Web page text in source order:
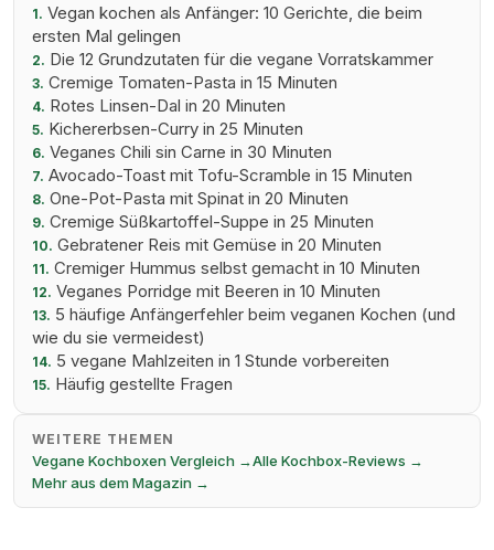
1. Vegan kochen als Anfänger: 10 Gerichte, die beim
ersten Mal gelingen
2. Die 12 Grundzutaten für die vegane Vorratskammer
3. Cremige Tomaten-Pasta in 15 Minuten
4. Rotes Linsen-Dal in 20 Minuten
5. Kichererbsen-Curry in 25 Minuten
6. Veganes Chili sin Carne in 30 Minuten
7. Avocado-Toast mit Tofu-Scramble in 15 Minuten
8. One-Pot-Pasta mit Spinat in 20 Minuten
9. Cremige Süßkartoffel-Suppe in 25 Minuten
10. Gebratener Reis mit Gemüse in 20 Minuten
11. Cremiger Hummus selbst gemacht in 10 Minuten
12. Veganes Porridge mit Beeren in 10 Minuten
13. 5 häufige Anfängerfehler beim veganen Kochen (und
wie du sie vermeidest)
14. 5 vegane Mahlzeiten in 1 Stunde vorbereiten
15. Häufig gestellte Fragen
WEITERE THEMEN
Vegane Kochboxen Vergleich →Alle Kochbox-Reviews →
Mehr aus dem Magazin →